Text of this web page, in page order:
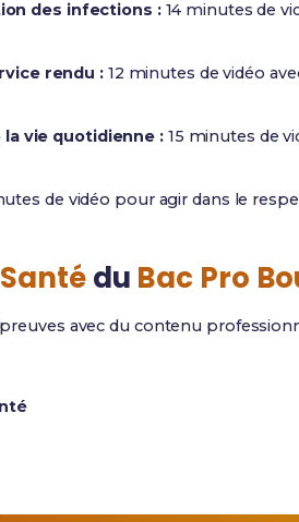
des infections :14 minutes de
rendu :12 minutes de vidéo
vie quotidienne :15 minutes de
de vidéo pour agir dans le
du Bac Pro
avec du contenu